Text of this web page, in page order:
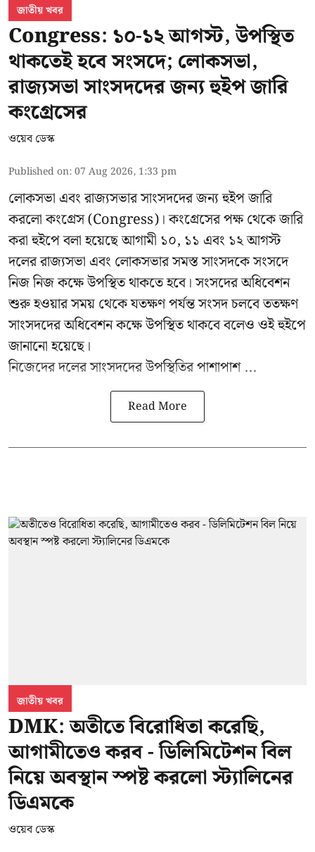
জাতীয় খবর
Congress: ১০-১২ আগস্ট, উপস্থিত
থাকতেই হবে সংসদে; লোকসভা,
রাজ্যসভা সাংসদদের জন্য হুইপ জারি
কংগ্রেসের
ওয়েব ডেস্ক
Published on:07 Aug 2026, 1:33 pm
লোকসভা এবং রাজ্যসভার সাংসদদের জন্য হুইপ জারি
করলো কংগ্রেস (Congress)। কংগ্রেসের পক্ষ থেকে জারি
করা হুইপে বলা হয়েছে আগামী ১০, ১১ এবং ১২ আগস্ট
দলের রাজ্যসভা এবং লোকসভার সমস্ত সাংসদকে সংসদে
নিজ নিজ কক্ষে উপস্থিত থাকতে হবে। সংসদের অধিবেশন
শুরু হওয়ার সময় থেকে যতক্ষণ পর্যন্ত সংসদ চলবে ততক্ষণ
সাংসদদের অধিবেশন কক্ষে উপস্থিত থাকবে বলেও ওই হুইপে
জানানো হয়েছে।
নিজেদের দলের সাংসদদের উপস্থিতির পাশাপাশ ...
Read More
জাতীয় খবর
DMK: অতীতে বিরোধিতা করেছি,
আগামীতেও করব - ডিলিমিটেশন বিল
নিয়ে অবস্থান স্পষ্ট করলো স্ট্যালিনের
ডিএমকে
ওয়েব ডেস্ক